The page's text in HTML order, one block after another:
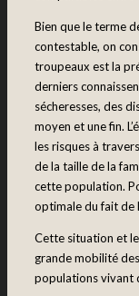
Bien que le terme
contestable, on
troupeaux est la
derniers
sécheresses, des
moyen et une fin.
les risques à
de la taille de la
cette population.
optimale du fait de
Cette situation et
grande mobilité
populations vivant